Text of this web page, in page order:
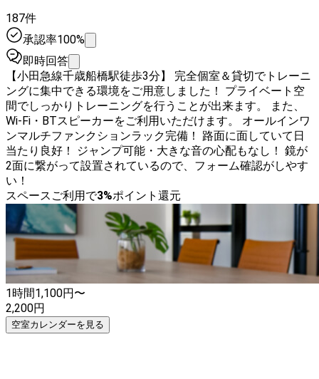
187件
承認率100%
即時回答
【小田急線千歳船橋駅徒歩3分】 完全個室＆貸切でトレーニ
ングに集中できる環境をご用意しました！ プライベート空
間でしっかりトレーニングを行うことが出来ます。 また、
Wi-Fi・BTスピーカーをご利用いただけます。 オールインワ
ンマルチファンクションラック完備！ 路面に面していて日
当たり良好！ ジャンプ可能・大きな音の心配もなし！ 鏡が
2面に繋がって設置されているので、フォーム確認がしやす
い！
スペースご利用で3%ポイント還元
1時間1,100円〜
2,200円
空室カレンダーを見る